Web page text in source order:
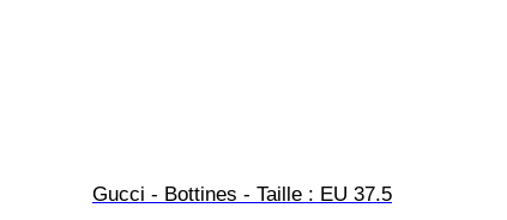
Gucci - Bottines - Taille : EU 37.5